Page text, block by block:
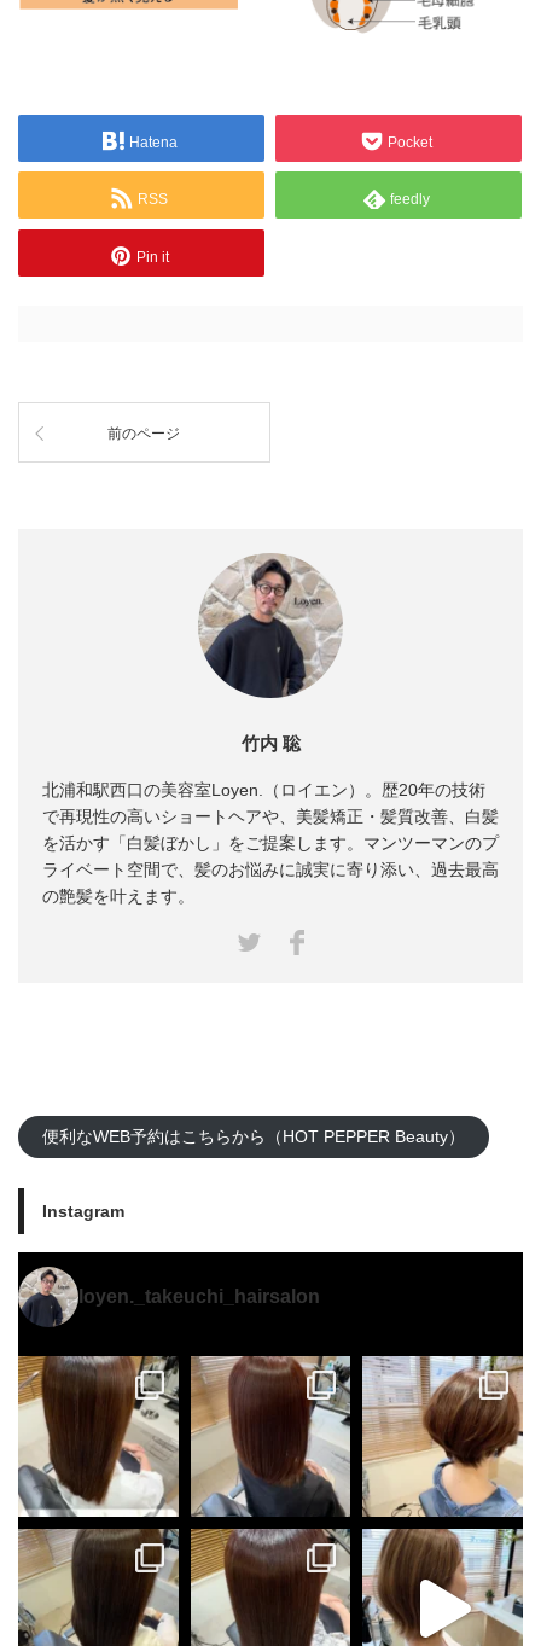
Hatena Pocket
RSS feedly
Pin it
前のページ
竹内 聡
北浦和駅西口の美容室Loyen.（ロイエン）。歴20年の技術
で再現性の高いショートヘアや、美髪矯正・髪質改善、白髪
を活かす「白髪ぼかし」をご提案します。マンツーマンのプ
ライベート空間で、髪のお悩みに誠実に寄り添い、過去最高
の艶髪を叶えます。
便利なWEB予約はこちらから（HOT PEPPER Beauty）
Instagram
loyen._takeuchi_hairsalon